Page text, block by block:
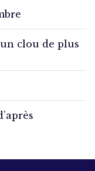
clou de plus